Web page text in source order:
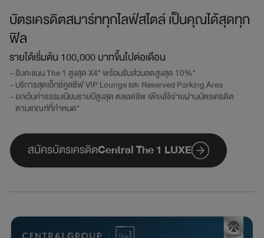
บัตรเครดิตสมาร์ททุกไลฟ์สไตล์ เป็นคุณได้สุดทุก
ฟิล
รายได้เริ่มต้น 100,000 บาทขึ้นไปต่อเดือน
รับคะแนน The 1 สูงสุด X4* พร้อมรับส่วนลดสูงสุด 10%*
บริการสุดเอ็กซ์คูลซีฟ VIP Lounge และ Reserved Parking Area
ยกเว้นค่าธรรมเนียมรายปีสูงสุด ตลอดชีพ เพียงใช้จ่ายผ่านบัตรเครดิต
ตามเกณฑ์ที่กำหนด*
สมัครบัตรเครดิตCentral The 1 LUXE